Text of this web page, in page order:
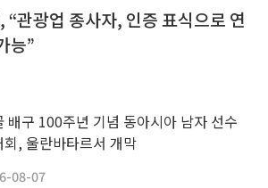
“관광업 종사자, 인증 표식으로 연
능”
배구 100주년 기념 동아시아 남자 선수
회, 울란바타르서 개막
08-07